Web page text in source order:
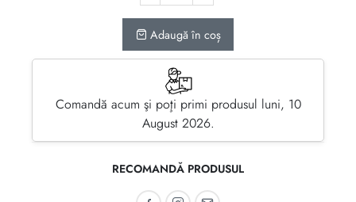
Adaugă în coș
Comandă acum şi poţi primi produsul luni, 10
August 2026.
RECOMANDĂ PRODUSUL